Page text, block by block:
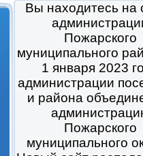
Вы находитесь на
Пожарского
муниципального
1 января 2023
администрации
и района
Пожарского
муниципального